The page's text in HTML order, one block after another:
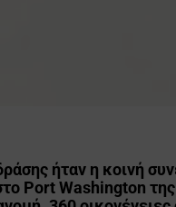
ήταν η κοινή
Port Washington